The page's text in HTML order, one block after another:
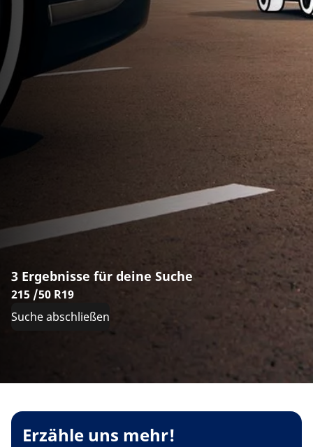
3 Ergebnisse für deine Suche
215 /50 R19
Suche abschließen
Erzähle uns mehr!